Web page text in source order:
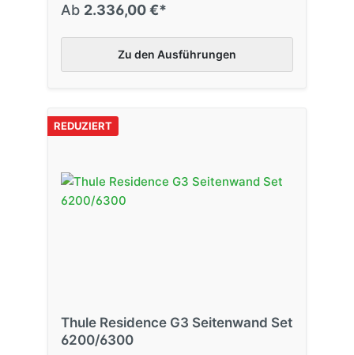
Ab 2.336,00 €*
Zu den Ausführungen
REDUZIERT
Thule Residence G3 Seitenwand Set
6200/6300